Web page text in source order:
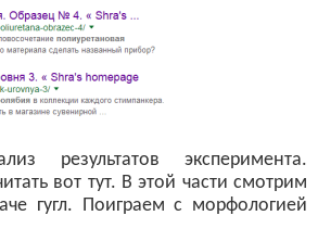
результатов эксперимента.
вот тут. В этой части смотрим
гугл. Поиграем с морфологией